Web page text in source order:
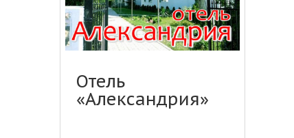
Отель
«Александрия»